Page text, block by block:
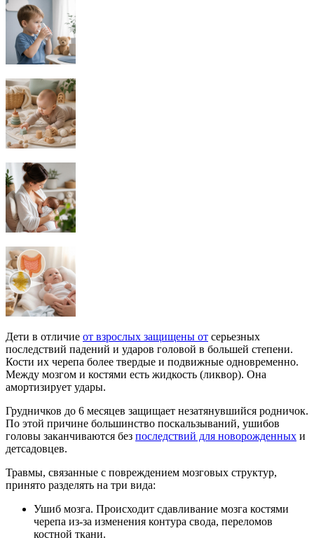
Дети в отличие от взрослых защищены от серьезных
последствий падений и ударов головой в большей степени.
Кости их черепа более твердые и подвижные одновременно.
Между мозгом и костями есть жидкость (ликвор). Она
амортизирует удары.
Грудничков до 6 месяцев защищает незатянувшийся родничок.
По этой причине большинство поскальзываний, ушибов
головы заканчиваются без последствий для новорожденных и
детсадовцев.
Травмы, связанные с повреждением мозговых структур,
принято разделять на три вида:
Ушиб мозга. Происходит сдавливание мозга костями
черепа из-за изменения контура свода, переломов
костной ткани.